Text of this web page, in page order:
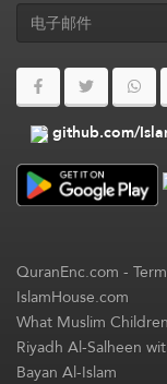
github.com/
QuranEnc.com-
IslamHouse.com
What Muslim
Riyadh Al-Salheen
Bayan Al-Islam